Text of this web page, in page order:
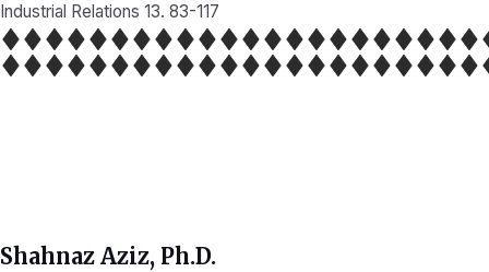
Industrial Relations 13. 83-117
Shahnaz Aziz, Ph.D.